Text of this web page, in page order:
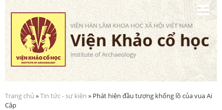
Nhảy
đến
nội
dung
Bạn đang ở đây
Trang chủ »Tin tức - sự kiện » Phát hiện đầu tượng khổng lồ của vua Ai
Cập